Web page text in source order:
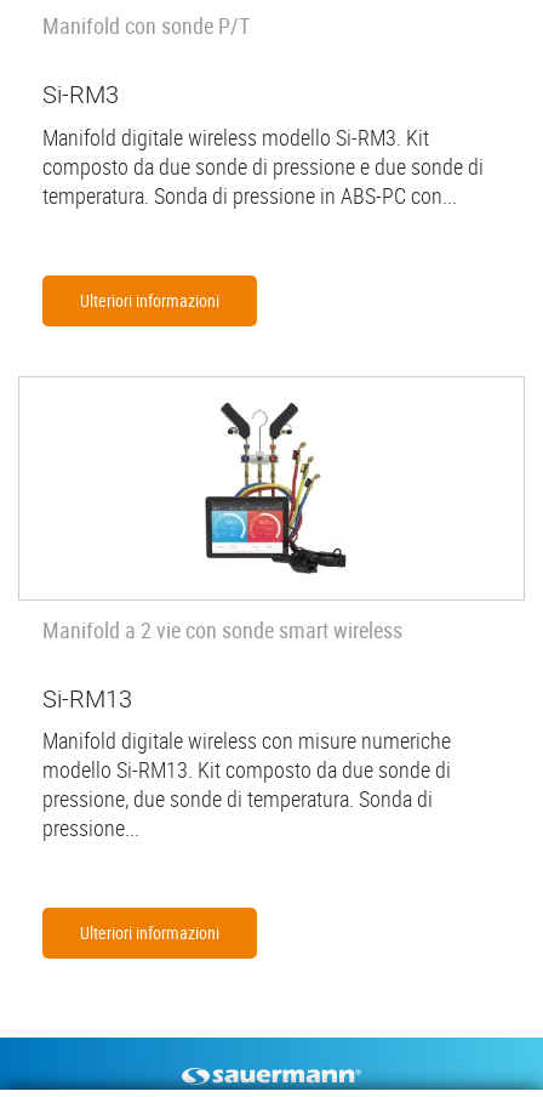
Manifold con sonde P/T
Si-RM3
Manifold digitale wireless modello Si-RM3. Kit
composto da due sonde di pressione e due sonde di
temperatura. Sonda di pressione in ABS-PC con...
Ulteriori informazioni
Manifold a 2 vie con sonde smart wireless
Si-RM13
Manifold digitale wireless con misure numeriche
modello Si-RM13. Kit composto da due sonde di
pressione, due sonde di temperatura. Sonda di
pressione...
Ulteriori informazioni